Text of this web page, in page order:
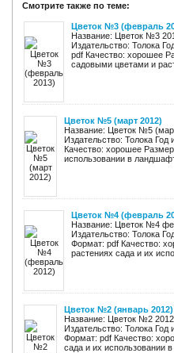
Смотрите также по теме:
Цветок №3 (февраль
Название: Цветок №3
Издательство: Толока
pdf Качество: хорошее
садовыми цветами и
Цветок №5 (март 2012)
Название: Цветок №5
Издательство: Толока
Качество: хорошее
использовании в
Цветок №4 (февраль
Название: Цветок №4
Издательство: Толока
Формат: pdf Качество:
растениях сада и их
Цветок №2 (январь 2012)
Название: Цветок №2
Издательство: Толока
Формат: pdf Качество:
сада и их использовании в